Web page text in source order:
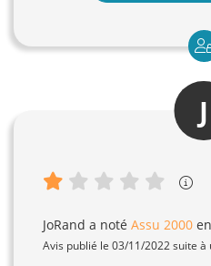
J
JoRand a noté Assu 2000 en
Avis publié le 03/11/2022 suite